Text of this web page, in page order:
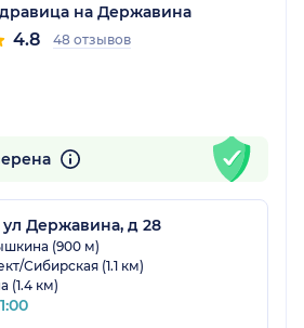
на Державина
4.8 48 отзывов
Державина, д 28
(900 м)
Сибирская (1.1 км)
(1.4 км)